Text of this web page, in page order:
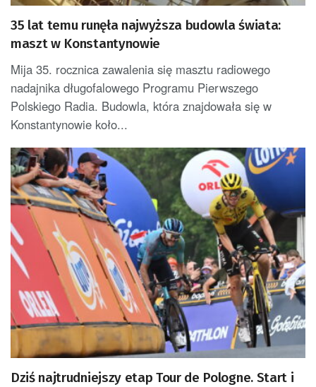
35 lat temu runęła najwyższa budowla świata:
maszt w Konstantynowie
Mija 35. rocznica zawalenia się masztu radiowego
nadajnika długofalowego Programu Pierwszego
Polskiego Radia. Budowla, która znajdowała się w
Konstantynowie koło...
Dziś najtrudniejszy etap Tour de Pologne. Start i